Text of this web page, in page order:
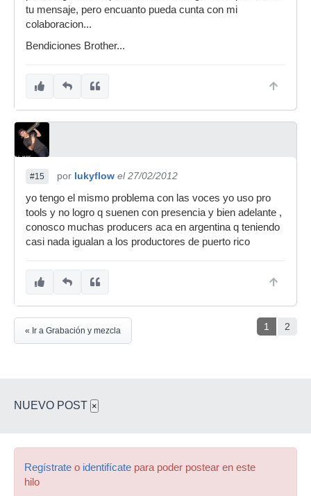
tu mensaje, pero encuanto pueda cunta con mi
colaboracion...
Bendiciones Brother...
#15 por lukyflow el 27/02/2012
yo tengo el mismo problema con las voces yo uso pro
tools y no logro q suenen con presencia y bien adelante ,
conosco muchas producers aca en argentina q teniendo
casi nada igualan a los productores de puerto rico
1 2
« Ir a Grabación y mezcla
NUEVO POST ×
Regístrate o identifícate para poder postear en este
hilo